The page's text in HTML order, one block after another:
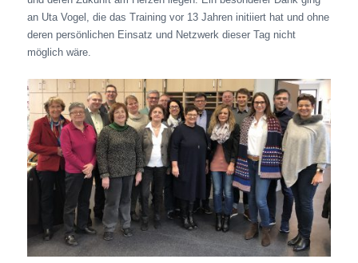
an Uta Vogel, die das Training vor 13 Jahren initiiert hat und ohne
deren persönlichen Einsatz und Netzwerk dieser Tag nicht
möglich wäre.